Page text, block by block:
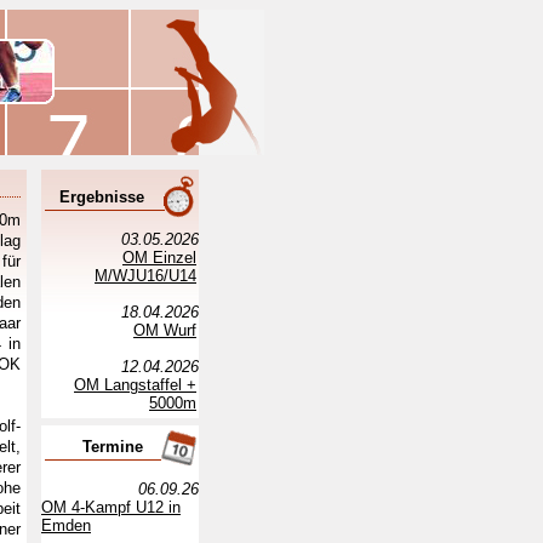
in
Ergebnisse
03.05.2026
OM Einzel
M/WJU16/U14
18.04.2026
OM Wurf
12.04.2026
OM Langstaffel +
5000m
Termine
06.09.26
OM 4-Kampf U12 in
Emden